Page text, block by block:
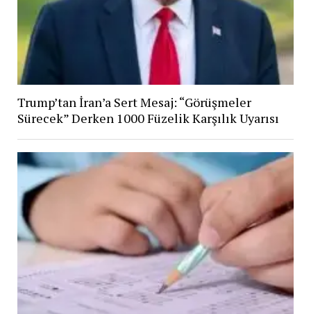
Trump’tan İran’a Sert Mesaj: “Görüşmeler
Sürecek” Derken 1000 Füzelik Karşılık Uyarısı